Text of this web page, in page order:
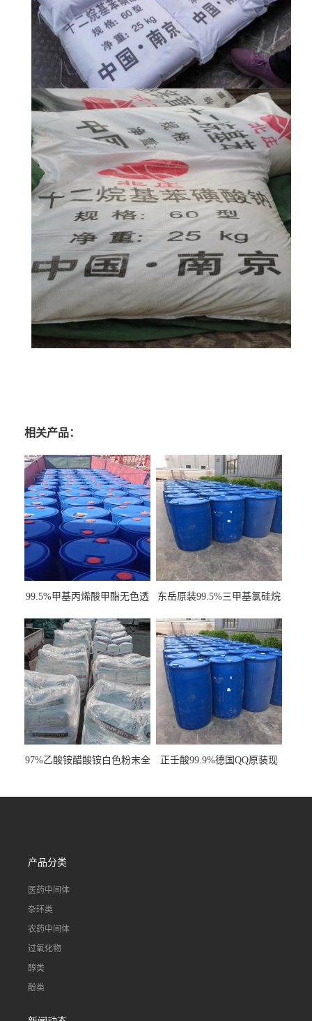
相关产品：
99.5%甲基丙烯酸甲酯无色透
东岳原装99.5%三甲基氯硅烷
97%乙酸铵醋酸铵白色粉末全
正壬酸99.9%德国QQ原装现
产品分类
医药中间体
杂环类
农药中间体
过氧化物
醇类
酚类